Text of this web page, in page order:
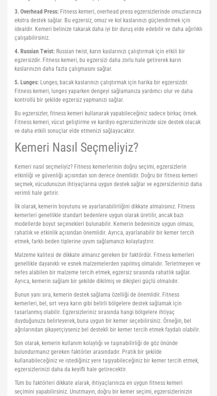
3. Overhead Press: Fitness kemeri, overhead press egzersizlerinde omuzlarınıza
ekstra destek sağlar. Bu egzersiz, omuz ve kol kaslarınızı güçlendirmek için
idealdir. Kemeri belinize takarak daha iyi bir duruş elde edebilir ve daha ağırlıklı
çalışabilirsiniz.
4. Russian Twist: Russian twist, karın kaslarınızı çalıştırmak için etkili bir
egzersizdir. Fitness kemeri, bu egzersizi daha zorlu hale getirerek karın
kaslarınızın daha fazla çalışmasını sağlar.
5. Lunges: Lunges, bacak kaslarınızı çalıştırmak için harika bir egzersizdir.
Fitness kemeri, lunges yaparken dengeyi sağlamanıza yardımcı olur ve daha
kontrollü bir şekilde egzersiz yapmanızı sağlar.
Bu egzersizler, fitness kemeri kullanarak yapabileceğiniz sadece birkaç örnek.
Fitness kemeri, vücut geliştirme ve kardiyo egzersizlerinizde size destek olacak
ve daha etkili sonuçlar elde etmenizi sağlayacaktır.
Kemeri Nasıl Seçmeliyiz?
Kemeri nasıl seçmeliyiz? Fitness kemerlerinin doğru seçimi, egzersizlerin
etkinliği ve güvenliği açısından son derece önemlidir. Doğru bir fitness kemeri
seçmek, vücudunuzun ihtiyaçlarına uygun destek sağlar ve egzersizlerinizi daha
verimli hale getirir.
İlk olarak, kemerin boyutunu ve ayarlanabilirliğini dikkate almalısınız. Fitness
kemerleri genellikle standart bedenlere uygun olarak üretilir, ancak bazı
modellerde boyut seçenekleri bulunabilir. Kemerin bedeninize uygun olması,
rahatlık ve etkinlik açısından önemlidir. Ayrıca, ayarlanabilir bir kemer tercih
etmek, farklı beden tiplerine uyum sağlamanızı kolaylaştırır.
Malzeme kalitesi de dikkate almanız gereken bir faktördür. Fitness kemerleri
genellikle dayanıklı ve esnek malzemelerden yapılmış olmalıdır. Terletmeyen ve
nefes alabilen bir malzeme tercih etmek, egzersiz sırasında rahatlık sağlar.
Ayrıca, kemerin sağlam bir şekilde dikilmiş ve dikişleri güçlü olmalıdır.
Bunun yanı sıra, kemerin destek sağlama özelliği de önemlidir. Fitness
kemerleri, bel, sırt veya karın gibi belirli bölgelere destek sağlamak için
tasarlanmış olabilir. Egzersizleriniz sırasında hangi bölgelere ihtiyaç
duyduğunuzu belirleyerek, buna uygun bir kemer seçebilirsiniz. Örneğin, bel
ağrılarından şikayetçiyseniz bel destekli bir kemer tercih etmek faydalı olabilir.
Son olarak, kemerin kullanım kolaylığı ve taşınabilirliği de göz önünde
bulundurmanız gereken faktörler arasındadır. Pratik bir şekilde
kullanabileceğiniz ve istediğiniz yere taşıyabileceğiniz bir kemer tercih etmek,
egzersizlerinizi daha da keyifli hale getirecektir.
Tüm bu faktörleri dikkate alarak, ihtiyaçlarınıza en uygun fitness kemeri
seçimini yapabilirsiniz. Unutmayın, doğru bir kemer seçimi, egzersizlerinizin